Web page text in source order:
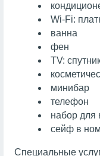
Wi-Fi:
ванна
фен
TV:
минибар
телефон
набор для
сейф в
Специальные